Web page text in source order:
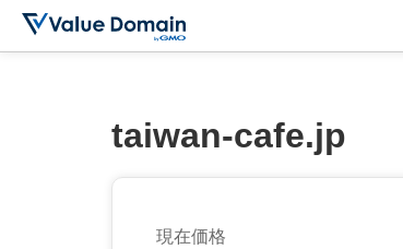
taiwan-cafe.jp
現在価格